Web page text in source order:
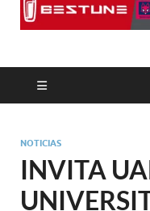
NOTICIAS
INVITA